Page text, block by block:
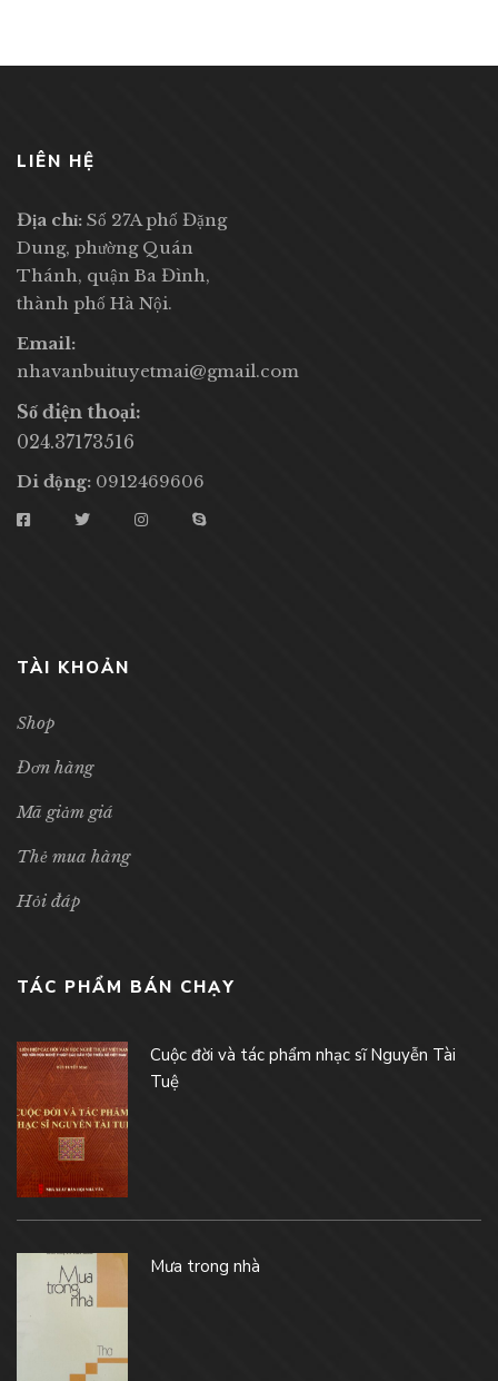
LIÊN HỆ
Địa chỉ: Số 27A phố Đặng
Dung, phường Quán
Thánh, quận Ba Đình,
thành phố Hà Nội.
Email:
nhavanbuituyetmai@gmail.com
Số điện thoại:
024.37173516
Di động: 0912469606
TÀI KHOẢN
Shop
Đơn hàng
Mã giảm giá
Thẻ mua hàng
Hỏi đáp
TÁC PHẨM BÁN CHẠY
Cuộc đời và tác phẩm nhạc sĩ Nguyễn Tài
Tuệ
Mưa trong nhà